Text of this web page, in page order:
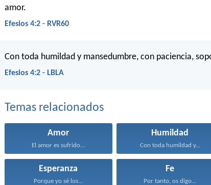
amor.
Efesios 4:2 - RVR60
Con toda humildad y mansedumbre, con paciencia,
Efesios 4:2 - LBLA
Temas relacionados
Amor
El amor es sufrido...
Humildad
Con toda humildad y...
Esperanza
Porque yo sé los...
Fe
Por tanto, os digo...